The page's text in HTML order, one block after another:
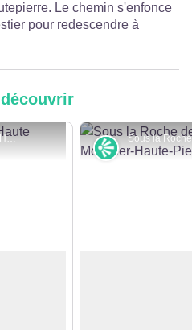
Le chemin s'enfonce
pour redescendre à
Mouthier-Haute-Pierre, Haute Vallée de la Loue - © Albain CCLL
Point de vue